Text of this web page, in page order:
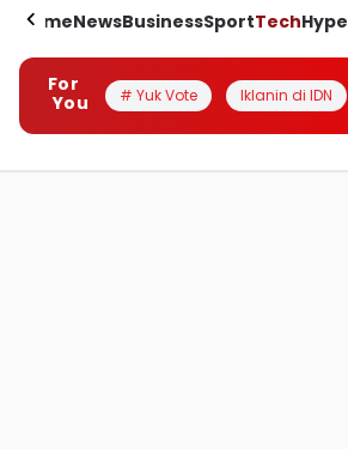
HomeNewsBusinessSportTechHype
For
You
# Yuk Vote Iklanin di IDN